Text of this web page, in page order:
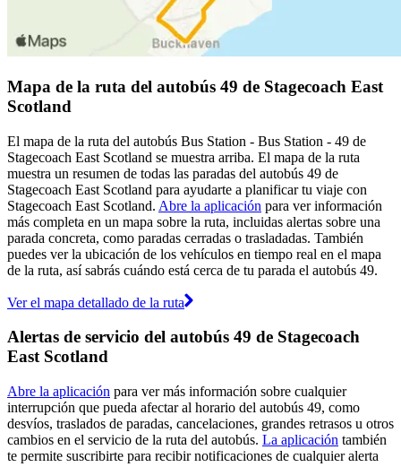
Mapa de la ruta del autobús 49 de Stagecoach East
Scotland
El mapa de la ruta del autobús Bus Station - Bus Station - 49 de
Stagecoach East Scotland se muestra arriba. El mapa de la ruta
muestra un resumen de todas las paradas del autobús 49 de
Stagecoach East Scotland para ayudarte a planificar tu viaje con
Stagecoach East Scotland. Abre la aplicación para ver información
más completa en un mapa sobre la ruta, incluidas alertas sobre una
parada concreta, como paradas cerradas o trasladadas. También
puedes ver la ubicación de los vehículos en tiempo real en el mapa
de la ruta, así sabrás cuándo está cerca de tu parada el autobús 49.
Ver el mapa detallado de la ruta
Alertas de servicio del autobús 49 de Stagecoach
East Scotland
Abre la aplicación para ver más información sobre cualquier
interrupción que pueda afectar al horario del autobús 49, como
desvíos, traslados de paradas, cancelaciones, grandes retrasos u otros
cambios en el servicio de la ruta del autobús. La aplicación también
te permite suscribirte para recibir notificaciones de cualquier alerta